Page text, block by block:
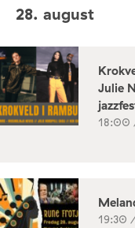
28. august
Julie
18:00
19:30